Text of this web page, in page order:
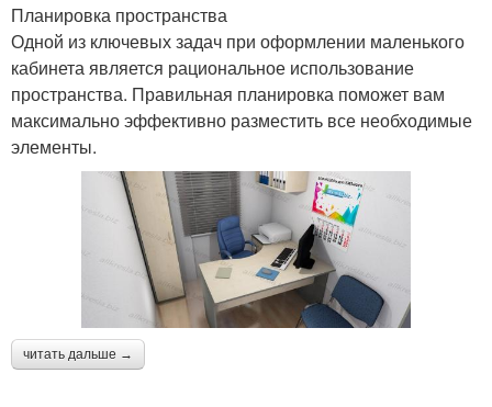
Планировка пространства
Одной из ключевых задач при оформлении маленького
кабинета является рациональное использование
пространства. Правильная планировка поможет вам
максимально эффективно разместить все необходимые
элементы.
читать дальше →